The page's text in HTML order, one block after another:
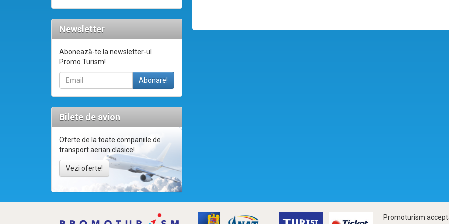
Newsletter
Abonează-te la newsletter-ul
Promo Turism!
Bilete de avion
Oferte de la toate companiile de
transport aerian clasice!
Vezi oferte!
Promoturism